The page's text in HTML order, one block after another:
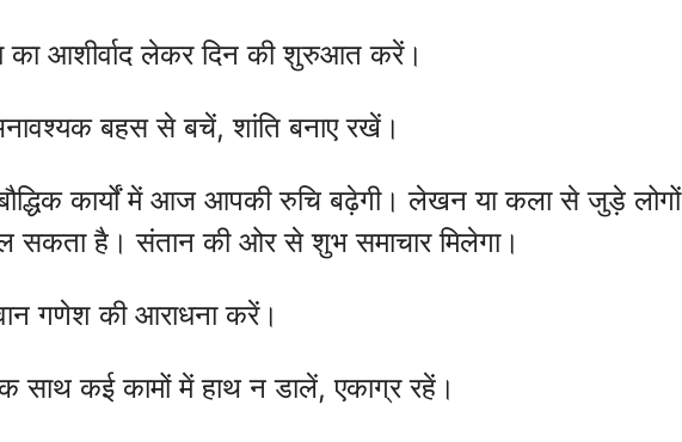
का आशीर्वाद लेकर दिन की शुरुआत करें।
बहस से बचें, शांति बनाए रखें।
कार्यों में आज आपकी रुचि बढ़ेगी। लेखन या कला से जुड़े लोगों
सकता है। संतान की ओर से शुभ समाचार मिलेगा।
गणेश की आराधना करें।
साथ कई कामों में हाथ न डालें, एकाग्र रहें।